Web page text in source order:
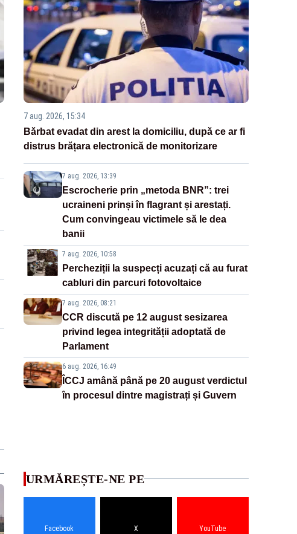
7 aug. 2026, 15:34
Bărbat evadat din arest la domiciliu, după ce ar fi
distrus brățara electronică de monitorizare
7 aug. 2026, 13:39
Escrocherie prin „metoda BNR”: trei
ucraineni prinși în flagrant și arestați.
Cum convingeau victimele să le dea
banii
7 aug. 2026, 10:58
Percheziții la suspecți acuzați că au furat
cabluri din parcuri fotovoltaice
7 aug. 2026, 08:21
CCR discută pe 12 august sesizarea
privind legea integrității adoptată de
Parlament
6 aug. 2026, 16:49
ÎCCJ amână până pe 20 august verdictul
în procesul dintre magistrați și Guvern
URMĂREȘTE-NE PE
Facebook X YouTube